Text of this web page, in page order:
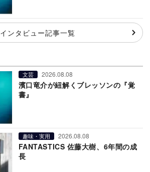
インタビュー記事一覧
文芸 2026.08.08
濱口竜介が紐解くブレッソンの『覚
書』
趣味・実用 2026.08.08
FANTASTICS 佐藤大樹、6年間の成
長